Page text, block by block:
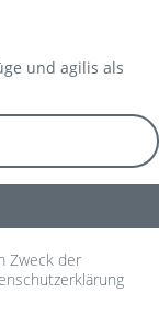
und agilis als
Zweck der